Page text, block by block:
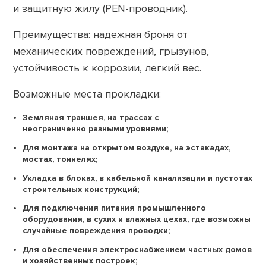
и защитную жилу (PEN-проводник).
Преимущества: надежная броня от
механических повреждений, грызунов,
устойчивость к коррозии, легкий вес.
Возможные места прокладки:
Земляная траншея, на трассах с
неограниченно разными уровнями;
Для монтажа на открытом воздухе, на эстакадах,
мостах, тоннелях;
Укладка в блоках, в кабельной канализации и пустотах
строительных конструкций;
Для подключения питания промышленного
оборудования, в сухих и влажных цехах, где возможны
случайные повреждения проводки;
Для обеспечения электроснабжением частных домов
и хозяйственных построек;